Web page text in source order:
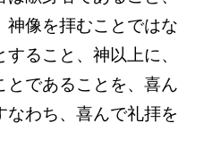
神像を拝むことではな
ること、神以上に、
とであることを、喜ん
なわち、喜んで礼拝を